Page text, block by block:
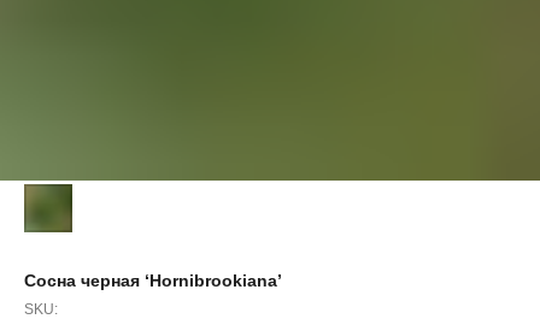
Сосна черная ‘Hornibrookiana’
SKU: